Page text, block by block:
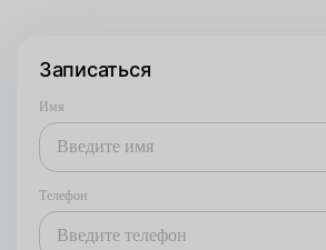
Записаться
Имя
Телефон